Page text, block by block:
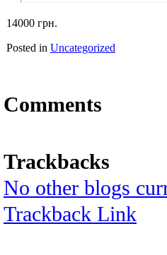
14000 грн.
Posted in Uncategorized
Comments
Trackbacks
No other blogs
Trackback Link